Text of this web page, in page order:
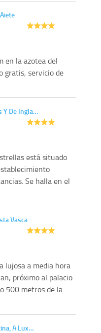
en la azotea del
gratis, servicio de
Y De Ingla…
está situado
Se halla en el
Vasca
lujosa a media hora
próximo al palacio
500 metros de la
A Lux…